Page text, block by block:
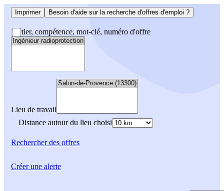
Imprimer Besoin d'aide sur la recherche d'offres d'emploi ?
Métier, compétence, mot-clé, numéro d'offre
Lieu de travail
Distance autour du lieu choisi
Rechercherdes offres
Créer une alerte